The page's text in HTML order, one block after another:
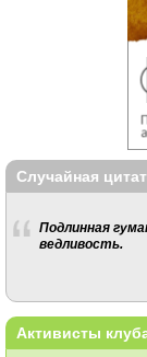
Случайная
Подлинная
ведливость.
Активисты